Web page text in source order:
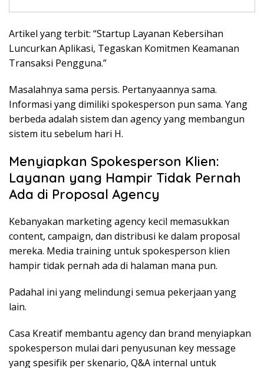
Artikel yang terbit: “Startup Layanan Kebersihan
Luncurkan Aplikasi, Tegaskan Komitmen Keamanan
Transaksi Pengguna.”
Masalahnya sama persis. Pertanyaannya sama.
Informasi yang dimiliki spokesperson pun sama. Yang
berbeda adalah sistem dan agency yang membangun
sistem itu sebelum hari H.
Menyiapkan Spokesperson Klien:
Layanan yang Hampir Tidak Pernah
Ada di Proposal Agency
Kebanyakan marketing agency kecil memasukkan
content, campaign, dan distribusi ke dalam proposal
mereka. Media training untuk spokesperson klien
hampir tidak pernah ada di halaman mana pun.
Padahal ini yang melindungi semua pekerjaan yang
lain.
Casa Kreatif membantu agency dan brand menyiapkan
spokesperson mulai dari penyusunan key message
yang spesifik per skenario, Q&A internal untuk